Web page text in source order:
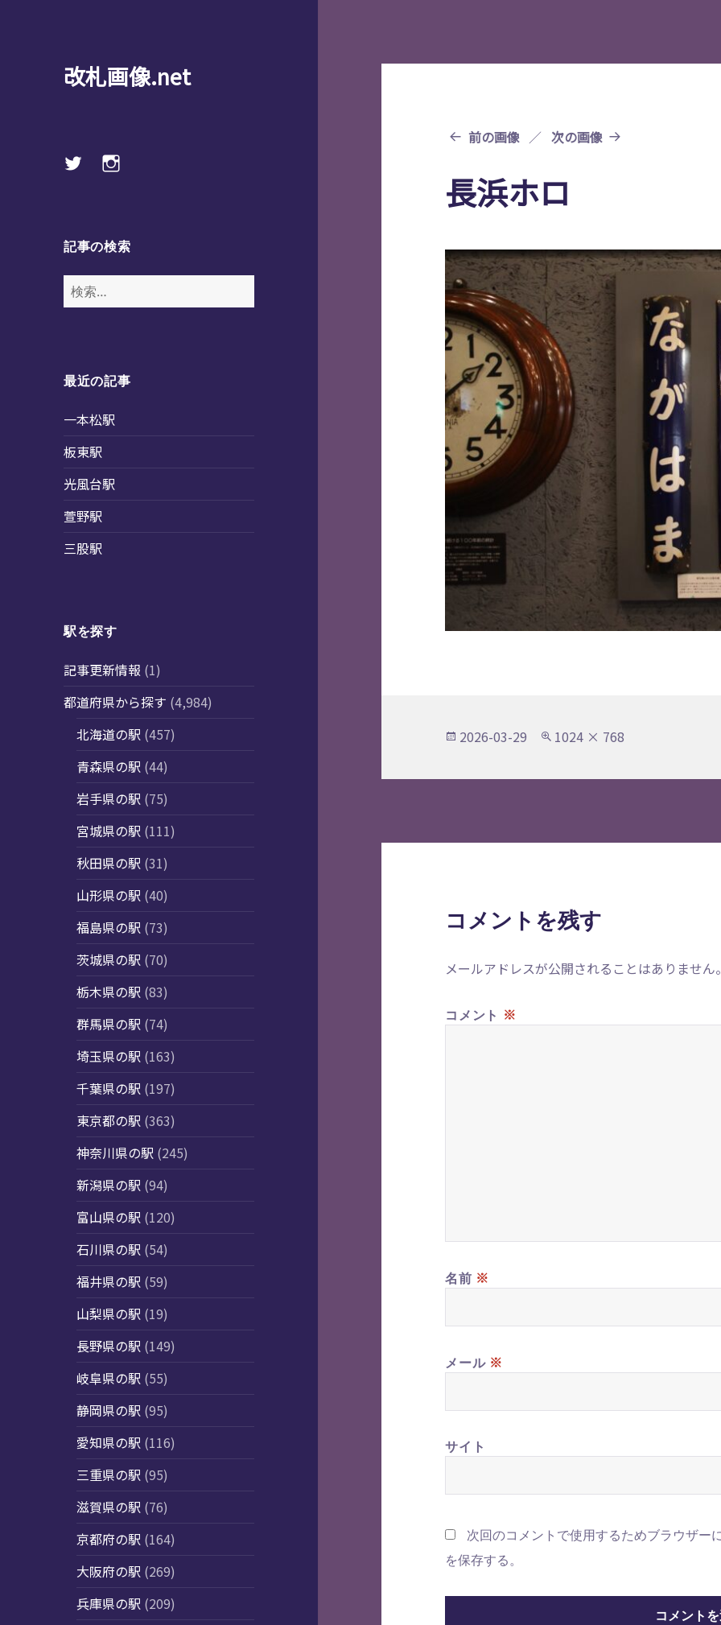
改札画像.net
Twitterinstagram
記事の検索
検
索:
最近の記事
一本松駅
板東駅
光風台駅
萱野駅
三股駅
駅を探す
記事更新情報 (1)
都道府県から探す (4,984)
北海道の駅 (457)
青森県の駅 (44)
岩手県の駅 (75)
宮城県の駅 (111)
秋田県の駅 (31)
山形県の駅 (40)
福島県の駅 (73)
茨城県の駅 (70)
栃木県の駅 (83)
群馬県の駅 (74)
埼玉県の駅 (163)
千葉県の駅 (197)
東京都の駅 (363)
神奈川県の駅 (245)
新潟県の駅 (94)
富山県の駅 (120)
石川県の駅 (54)
福井県の駅 (59)
山梨県の駅 (19)
長野県の駅 (149)
岐阜県の駅 (55)
静岡県の駅 (95)
愛知県の駅 (116)
三重県の駅 (95)
滋賀県の駅 (76)
京都府の駅 (164)
大阪府の駅 (269)
兵庫県の駅 (209)
前の画像 次の画像
長浜ホロ
投
日:
2026-03-29
フ
サ
1024 × 768
コメントを残す
メールアドレスが公開されることはありません。
コメント ※
名前 ※
メール ※
サイト
次回のコメントで使用するためブラウザー
を保存する。